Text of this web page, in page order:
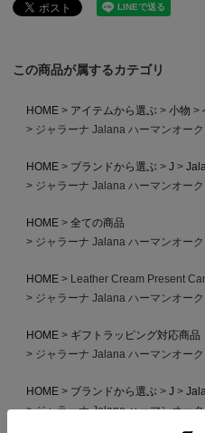
この商品が属するカテゴリ
HOME アイテムから選ぶ 小物
ジャラーナ Jalana ハーマンオー
HOME ブランドから選ぶ J
ジャラーナ Jalana ハーマンオー
HOME
全ての商品
ジャラーナ Jalana ハーマンオー
HOME
Leather Cream Present
ジャラーナ Jalana ハーマンオー
HOME
ギフトラッピング対応商品
ジャラーナ Jalana ハーマンオー
HOME ブランドから選ぶ J
ジャラーナ Jalana ハーマンオー